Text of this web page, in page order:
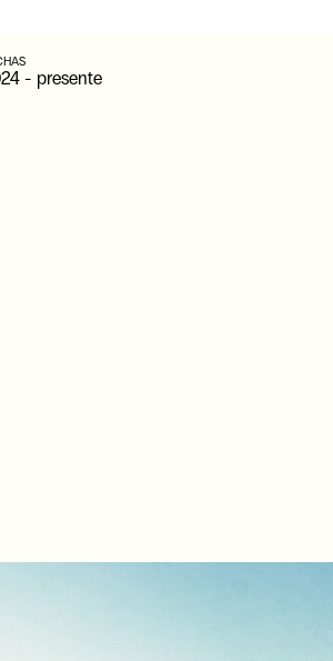
- presente